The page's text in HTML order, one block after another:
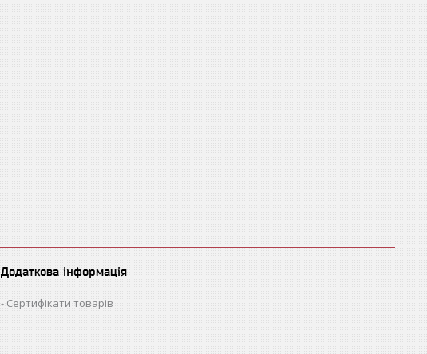
Додаткова інформація
Сертифікати товарів